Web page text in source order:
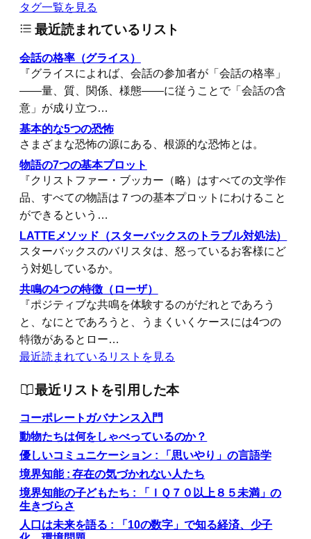
タグ一覧を見る
最近読まれているリスト
会話の格率（グライス）
『グライスによれば、会話の参加者が「会話の格率」
――量、質、関係、様態――に従うことで「会話の含
意」が成り立つ…
基本的な5つの恐怖
さまざまな恐怖の源にある、根源的な恐怖とは。
物語の7つの基本プロット
『クリストファー・ブッカー（略）はすべての文学作
品、すべての物語は７つの基本プロットにわけること
ができるという…
LATTEメソッド（スターバックスのトラブル対処法）
スターバックスのバリスタは、怒っているお客様にど
う対処しているか。
共鳴の4つの特徴（ローザ）
『ポジティブな共鳴を体験するのがだれとであろう
と、なにとであろうと、うまくいくケースには4つの
特徴があるとロー…
最近読まれているリストを見る
最近リストを引用した本
コーポレートガバナンス入門
動物たちは何をしゃべっているのか？
優しいコミュニケーション : 「思いやり」の言語学
境界知能 : 存在の気づかれない人たち
境界知能の子どもたち : 「ＩＱ７０以上８５未満」の
生きづらさ
人口は未来を語る : 「10の数字」で知る経済、少子